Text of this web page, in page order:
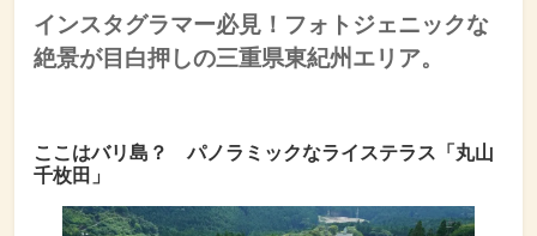
インスタグラマー必見！フォトジェニックな
絶景が目白押しの三重県東紀州エリア。
ここはバリ島？ パノラミックなライステラス「丸山
千枚田」